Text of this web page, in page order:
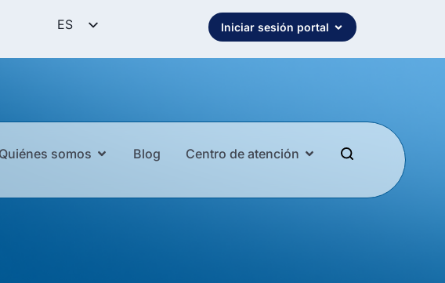
ES
Iniciar sesión portal
Quiénes somos Blog Centro de atención